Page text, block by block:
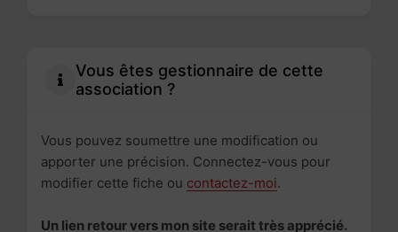
Vous êtes gestionnaire de cette
association ?
Vous pouvez soumettre une modification ou
apporter une précision. Connectez-vous pour
modifier cette fiche ou contactez-moi.
Un lien retour vers mon site serait très apprécié.